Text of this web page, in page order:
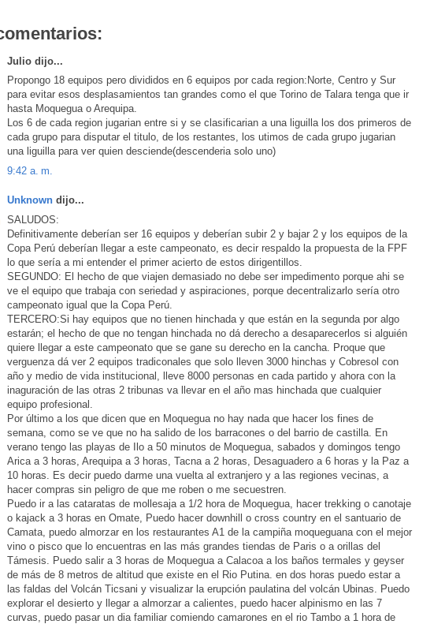
Julio dijo...
Propongo 18 equipos pero divididos en 6 equipos por cada region:Norte, Centro y Sur
para evitar esos desplasamientos tan grandes como el que Torino de Talara tenga que ir
hasta Moquegua o Arequipa.
Los 6 de cada region jugarian entre si y se clasificarian a una liguilla los dos primeros de
cada grupo para disputar el titulo, de los restantes, los utimos de cada grupo jugarian
una liguilla para ver quien desciende(descenderia solo uno)
9:42 a. m.
Unknown dijo...
SALUDOS:
Definitivamente deberían ser 16 equipos y deberían subir 2 y bajar 2 y los equipos de la
Copa Perú deberían llegar a este campeonato, es decir respaldo la propuesta de la FPF
lo que sería a mi entender el primer acierto de estos dirigentillos.
SEGUNDO: El hecho de que viajen demasiado no debe ser impedimento porque ahi se
ve el equipo que trabaja con seriedad y aspiraciones, porque decentralizarlo sería otro
campeonato igual que la Copa Perú.
TERCERO:Si hay equipos que no tienen hinchada y que están en la segunda por algo
estarán; el hecho de que no tengan hinchada no dá derecho a desaparecerlos si alguién
quiere llegar a este campeonato que se gane su derecho en la cancha. Proque que
verguenza dá ver 2 equipos tradiconales que solo lleven 3000 hinchas y Cobresol con
año y medio de vida institucional, lleve 8000 personas en cada partido y ahora con la
inaguración de las otras 2 tribunas va llevar en el año mas hinchada que cualquier
equipo profesional.
Por último a los que dicen que en Moquegua no hay nada que hacer los fines de
semana, como se ve que no ha salido de los barracones o del barrio de castilla. En
verano tengo las playas de Ilo a 50 minutos de Moquegua, sabados y domingos tengo
Arica a 3 horas, Arequipa a 3 horas, Tacna a 2 horas, Desaguadero a 6 horas y la Paz a
10 horas. Es decir puedo darme una vuelta al extranjero y a las regiones vecinas, a
hacer compras sin peligro de que me roben o me secuestren.
Puedo ir a las cataratas de mollesaja a 1/2 hora de Moquegua, hacer trekking o canotaje
o kajack a 3 horas en Omate, Puedo hacer downhill o cross country en el santuario de
Camata, puedo almorzar en los restaurantes A1 de la campiña moqueguana con el mejor
vino o pisco que lo encuentras en las más grandes tiendas de Paris o a orillas del
Támesis. Puedo salir a 3 horas de Moquegua a Calacoa a los baños termales y geyser
de más de 8 metros de altitud que existe en el Rio Putina. en dos horas puedo estar a
las faldas del Volcán Ticsani y visualizar la erupción paulatina del volcán Ubinas. Puedo
explorar el desierto y llegar a almorzar a calientes, puedo hacer alpinismo en las 7
curvas, puedo pasar un dia familiar comiendo camarones en el rio Tambo a 1 hora de